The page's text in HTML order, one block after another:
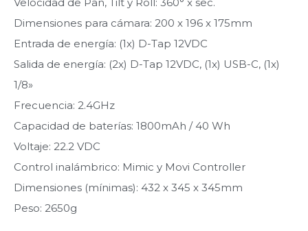
Dimensiones para cámara: 200 x 196 x 175mm
Entrada de energía: (1x) D-Tap 12VDC
Salida de energía: (2x) D-Tap 12VDC, (1x) USB-C, (1x)
1/8»
Frecuencia: 2.4GHz
Capacidad de baterías: 1800mAh / 40 Wh
Voltaje: 22.2 VDC
Control inalámbrico: Mimic y Movi Controller
Dimensiones (mínimas): 432 x 345 x 345mm
Peso: 2650g